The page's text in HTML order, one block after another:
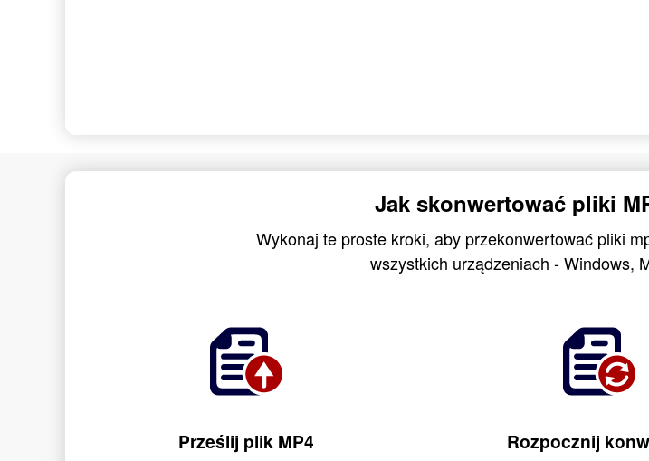
Jak skonwertować pliki
Wykonaj te proste kroki, aby przekonwertować pliki
wszystkich urządzeniach - Windows,
Prześlij plik MP4 Rozpocznij